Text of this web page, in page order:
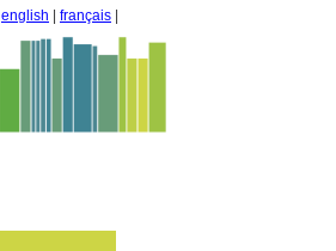
english français